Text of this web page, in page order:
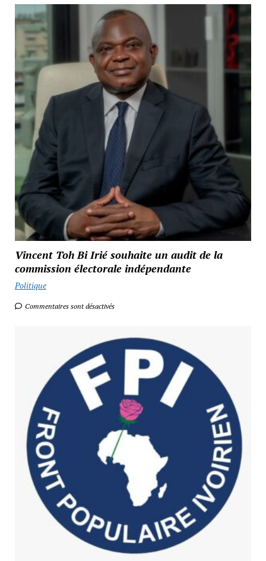
Vincent Toh Bi Irié souhaite un audit de la
commission électorale indépendante
Politique
Commentaires sont désactivés